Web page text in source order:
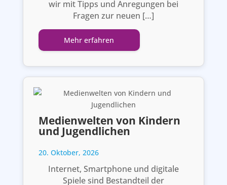
wir mit Tipps und Anregungen bei
Fragen zur neuen […]
Mehr erfahren
Medienwelten von Kindern
und Jugendlichen
20. Oktober, 2026
Internet, Smartphone und digitale
Spiele sind Bestandteil der